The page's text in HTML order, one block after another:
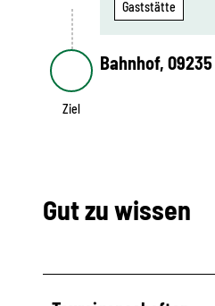
Gaststätte
Ziel
Ziel
Bahnhof,
Gut zu wissen